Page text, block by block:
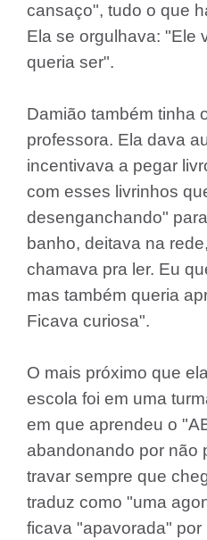
cansaço", tudo o que
Ela se orgulhava: "Ele
queria ser".
Damião também tinha
professora. Ela dava
incentivava a pegar
com esses livrinhos
desenganchando"
banho, deitava na
chamava pra ler. Eu
mas também queria
Ficava curiosa".
O mais próximo que
escola foi em uma
em que aprendeu o
abandonando por não
travar sempre que
traduz como "uma
ficava "apavorada" por